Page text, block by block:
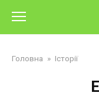
content
Головна » Історії